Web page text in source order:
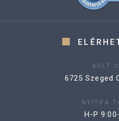
BOLT
6725 Szeged
NYITVA
H-P